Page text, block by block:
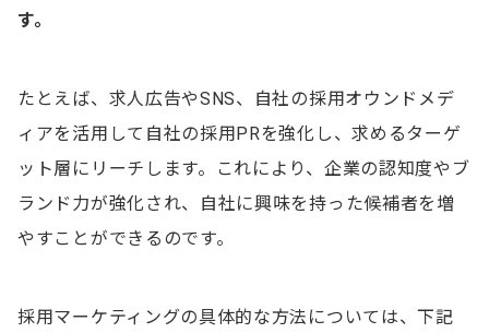
す。
たとえば、求人広告やSNS、自社の採用オウンドメデ
ィアを活用して自社の採用PRを強化し、求めるターゲ
ット層にリーチします。これにより、企業の認知度やブ
ランド力が強化され、自社に興味を持った候補者を増
やすことができるのです。
採用マーケティングの具体的な方法については、下記